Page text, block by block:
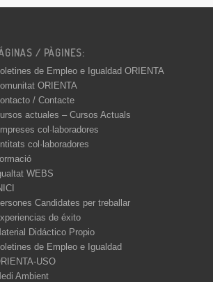
/ PÀGINES:
de Empleo e Igualdad ORIENTA
ORIENTA
/ Contacte
actuales – Cursos Actuals
col·laboradores
col·laboradores
WEBS
Candidates per treballar
de éxito
Didáctico Propio
de Empleo e Igualdad
USO
Ambient